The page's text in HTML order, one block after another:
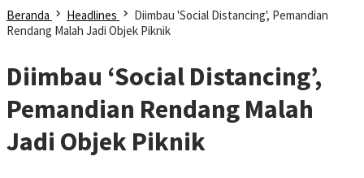
Beranda Headlines
Diimbau 'Social Distancing', Pemandian
Rendang Malah Jadi Objek Piknik
Diimbau ‘Social Distancing’,
Pemandian Rendang Malah
Jadi Objek Piknik